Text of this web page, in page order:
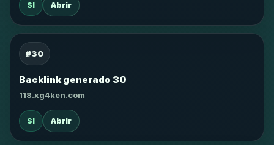
SI Abrir
#30
Backlink generado 30
118.xg4ken.com
SI Abrir